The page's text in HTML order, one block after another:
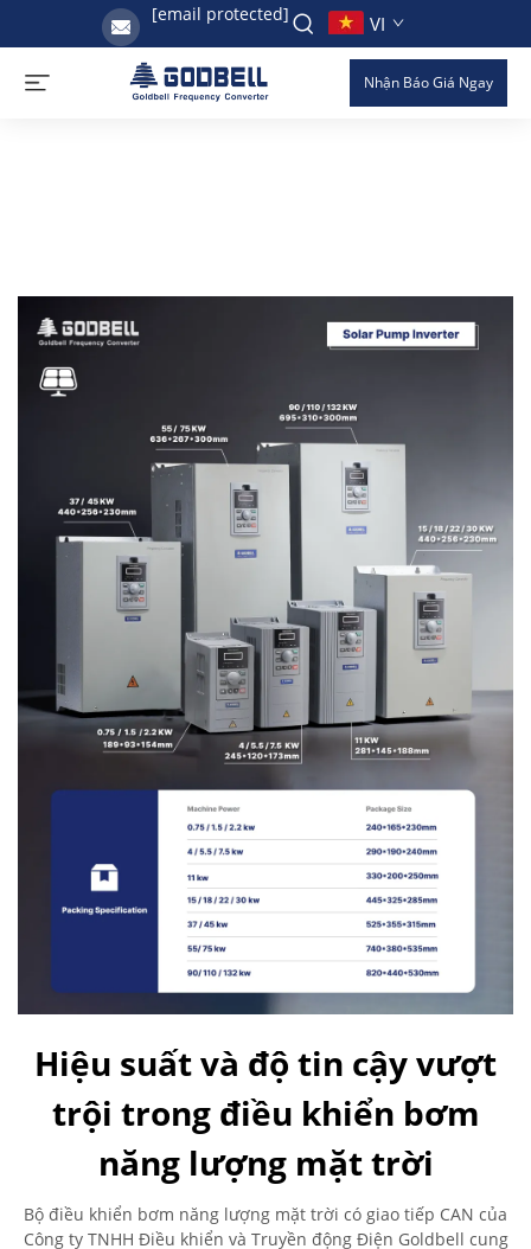
[email protected] VI
Nhận Báo Giá Ngay
Hiệu suất và độ tin cậy vượt
trội trong điều khiển bơm
năng lượng mặt trời
Bộ điều khiển bơm năng lượng mặt trời có giao tiếp CAN của
Công ty TNHH Điều khiển và Truyền động Điện Goldbell cung